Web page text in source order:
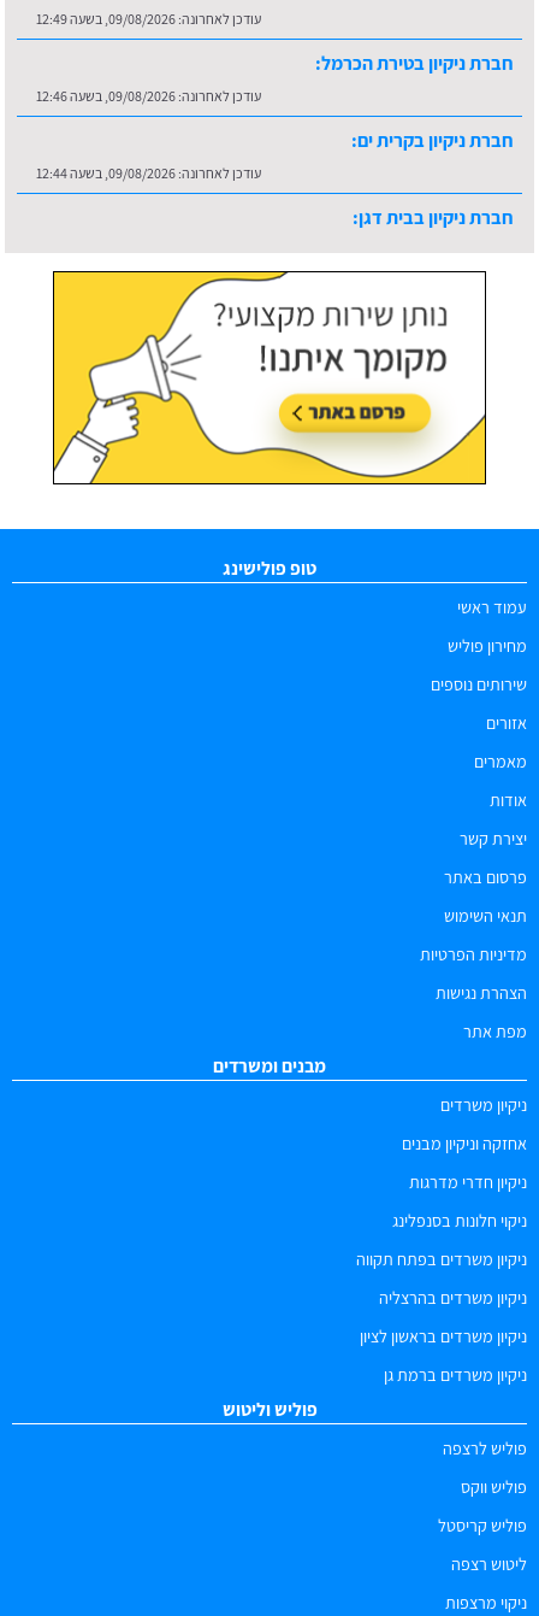
עודכן לאחרונה: 09/08/2026, בשעה 12:49
חברת ניקיון בטירת הכרמל:
עודכן לאחרונה: 09/08/2026, בשעה 12:46
חברת ניקיון בקרית ים:
עודכן לאחרונה: 09/08/2026, בשעה 12:44
חברת ניקיון בבית דגן:
עודכן לאחרונה:09/08/2026, בשעה 13:06
טופ פולישינג
עמוד ראשי
מחירון פוליש
שירותים נוספים
אזורים
מאמרים
אודות
יצירת קשר
פרסום באתר
תנאי השימוש
מדיניות הפרטיות
הצהרת נגישות
מפת אתר
מבנים ומשרדים
ניקיון משרדים
אחזקה וניקיון מבנים
ניקיון חדרי מדרגות
ניקוי חלונות בסנפלינג
ניקיון משרדים בפתח תקווה
ניקיון משרדים בהרצליה
ניקיון משרדים בראשון לציון
ניקיון משרדים ברמת גן
פוליש וליטוש
פוליש לרצפה
פוליש ווקס
פוליש קריסטל
ליטוש רצפה
ניקוי מרצפות